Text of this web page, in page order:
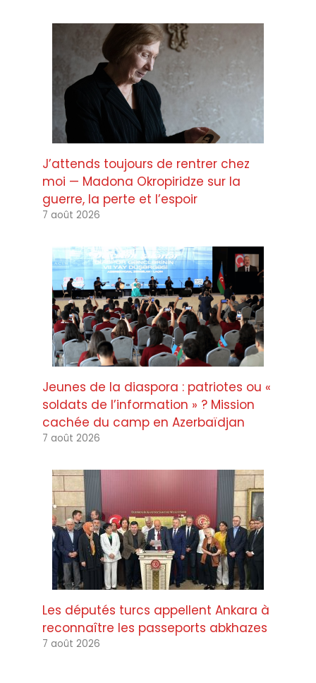
J’attends toujours de rentrer chez
moi — Madona Okropiridze sur la
guerre, la perte et l’espoir
7 août 2026
Jeunes de la diaspora : patriotes ou «
soldats de l’information » ? Mission
cachée du camp en Azerbaïdjan
7 août 2026
Les députés turcs appellent Ankara à
reconnaître les passeports abkhazes
7 août 2026